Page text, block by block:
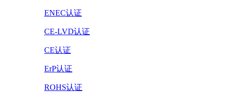
ENEC认证
CE-LVD认证
CE认证
ErP认证
ROHS认证